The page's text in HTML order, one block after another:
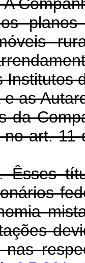
Institutos
as
da
no art.
Êsses
nas